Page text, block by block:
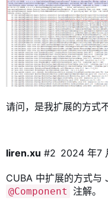
请问，是我扩展的方式
liren.xu 2024 年7
#2
CUBA 中扩展的方式与
@Component 注解。